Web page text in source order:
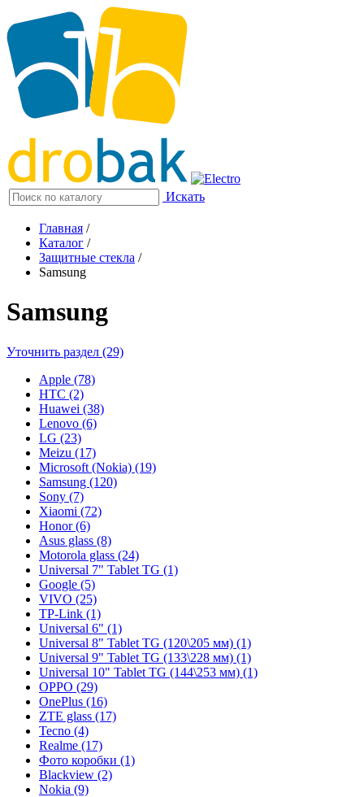
Искать
Главная /
Каталог /
Защитные стекла /
Samsung
Samsung
Уточнить раздел (29)
Apple (78)
HTC (2)
Huawei (38)
Lenovo (6)
LG (23)
Meizu (17)
Microsoft (Nokia) (19)
Samsung (120)
Sony (7)
Xiaomi (72)
Honor (6)
Asus glass (8)
Motorola glass (24)
Universal 7" Tablet TG (1)
Google (5)
VIVO (25)
TP-Link (1)
Universal 6" (1)
Universal 8" Tablet TG (120\205 мм) (1)
Universal 9" Tablet TG (133\228 мм) (1)
Universal 10" Tablet TG (144\253 мм) (1)
OPPO (29)
OnePlus (16)
ZTE glass (17)
Tecno (4)
Realme (17)
Фото коробки (1)
Blackview (2)
Nokia (9)